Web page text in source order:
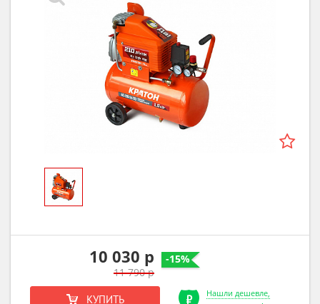
10 030 р
11 790 р
КУПИТЬ
Нашли дешевле,
-15%